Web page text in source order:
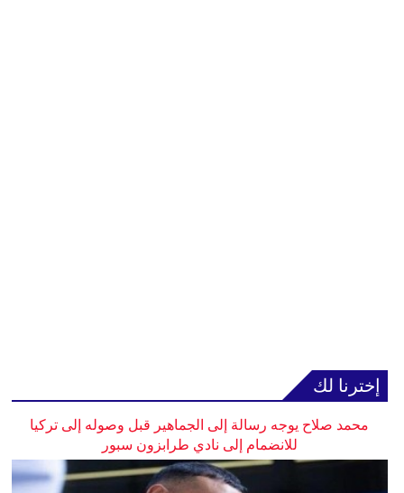
إخترنا لك
محمد صلاح يوجه رسالة إلى الجماهير قبل وصوله إلى تركيا
للانضمام إلى نادي طرابزون سبور